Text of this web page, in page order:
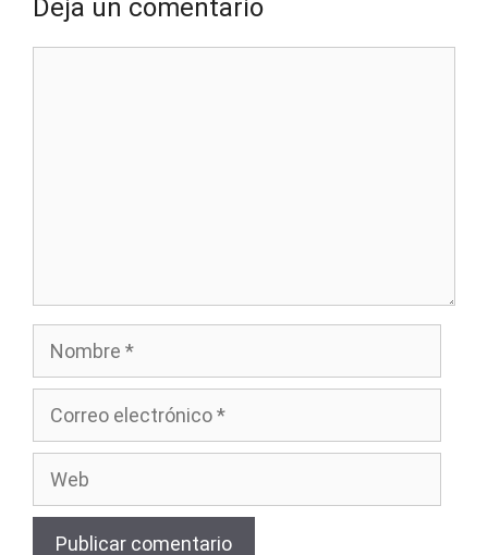
Deja un comentario
Nombre